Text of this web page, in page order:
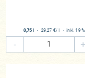
Seit seinem ersten
der vorderen Riege
etabliert, wobei ihm
geht, da Wein stets
ist) und unter keinen
0,75 l ・ 29,27 €/ l ・inkl. 19
- +